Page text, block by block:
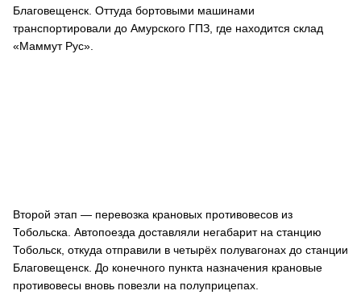
Благовещенск. Оттуда бортовыми машинами
транспортировали до Амурского ГПЗ, где находится склад
«Маммут Рус».
Второй этап — перевозка крановых противовесов из
Тобольска. Автопоезда доставляли негабарит на станцию
Тобольск, откуда отправили в четырёх полувагонах до станции
Благовещенск. До конечного пункта назначения крановые
противовесы вновь повезли на полуприцепах.